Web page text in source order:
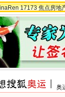
17173 焦点房地
奥